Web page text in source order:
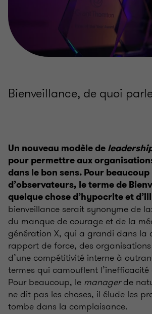
Bienveillance, de quoi
Un nouveau modèle de
pour permettre aux
dans le bon sens. Pour beaucoup
d’observateurs, le terme de
quelque chose d’hypocrite et
bienveillance serait synonyme de
du manque de courage et de la
génération X, qui a grandi dans la
rapport de force, des
d’une compétitivité interne à
termes qui camouflent
Pour beaucoup, le managerde
ne dit pas les choses, il élude les
tombe dans la complaisance.